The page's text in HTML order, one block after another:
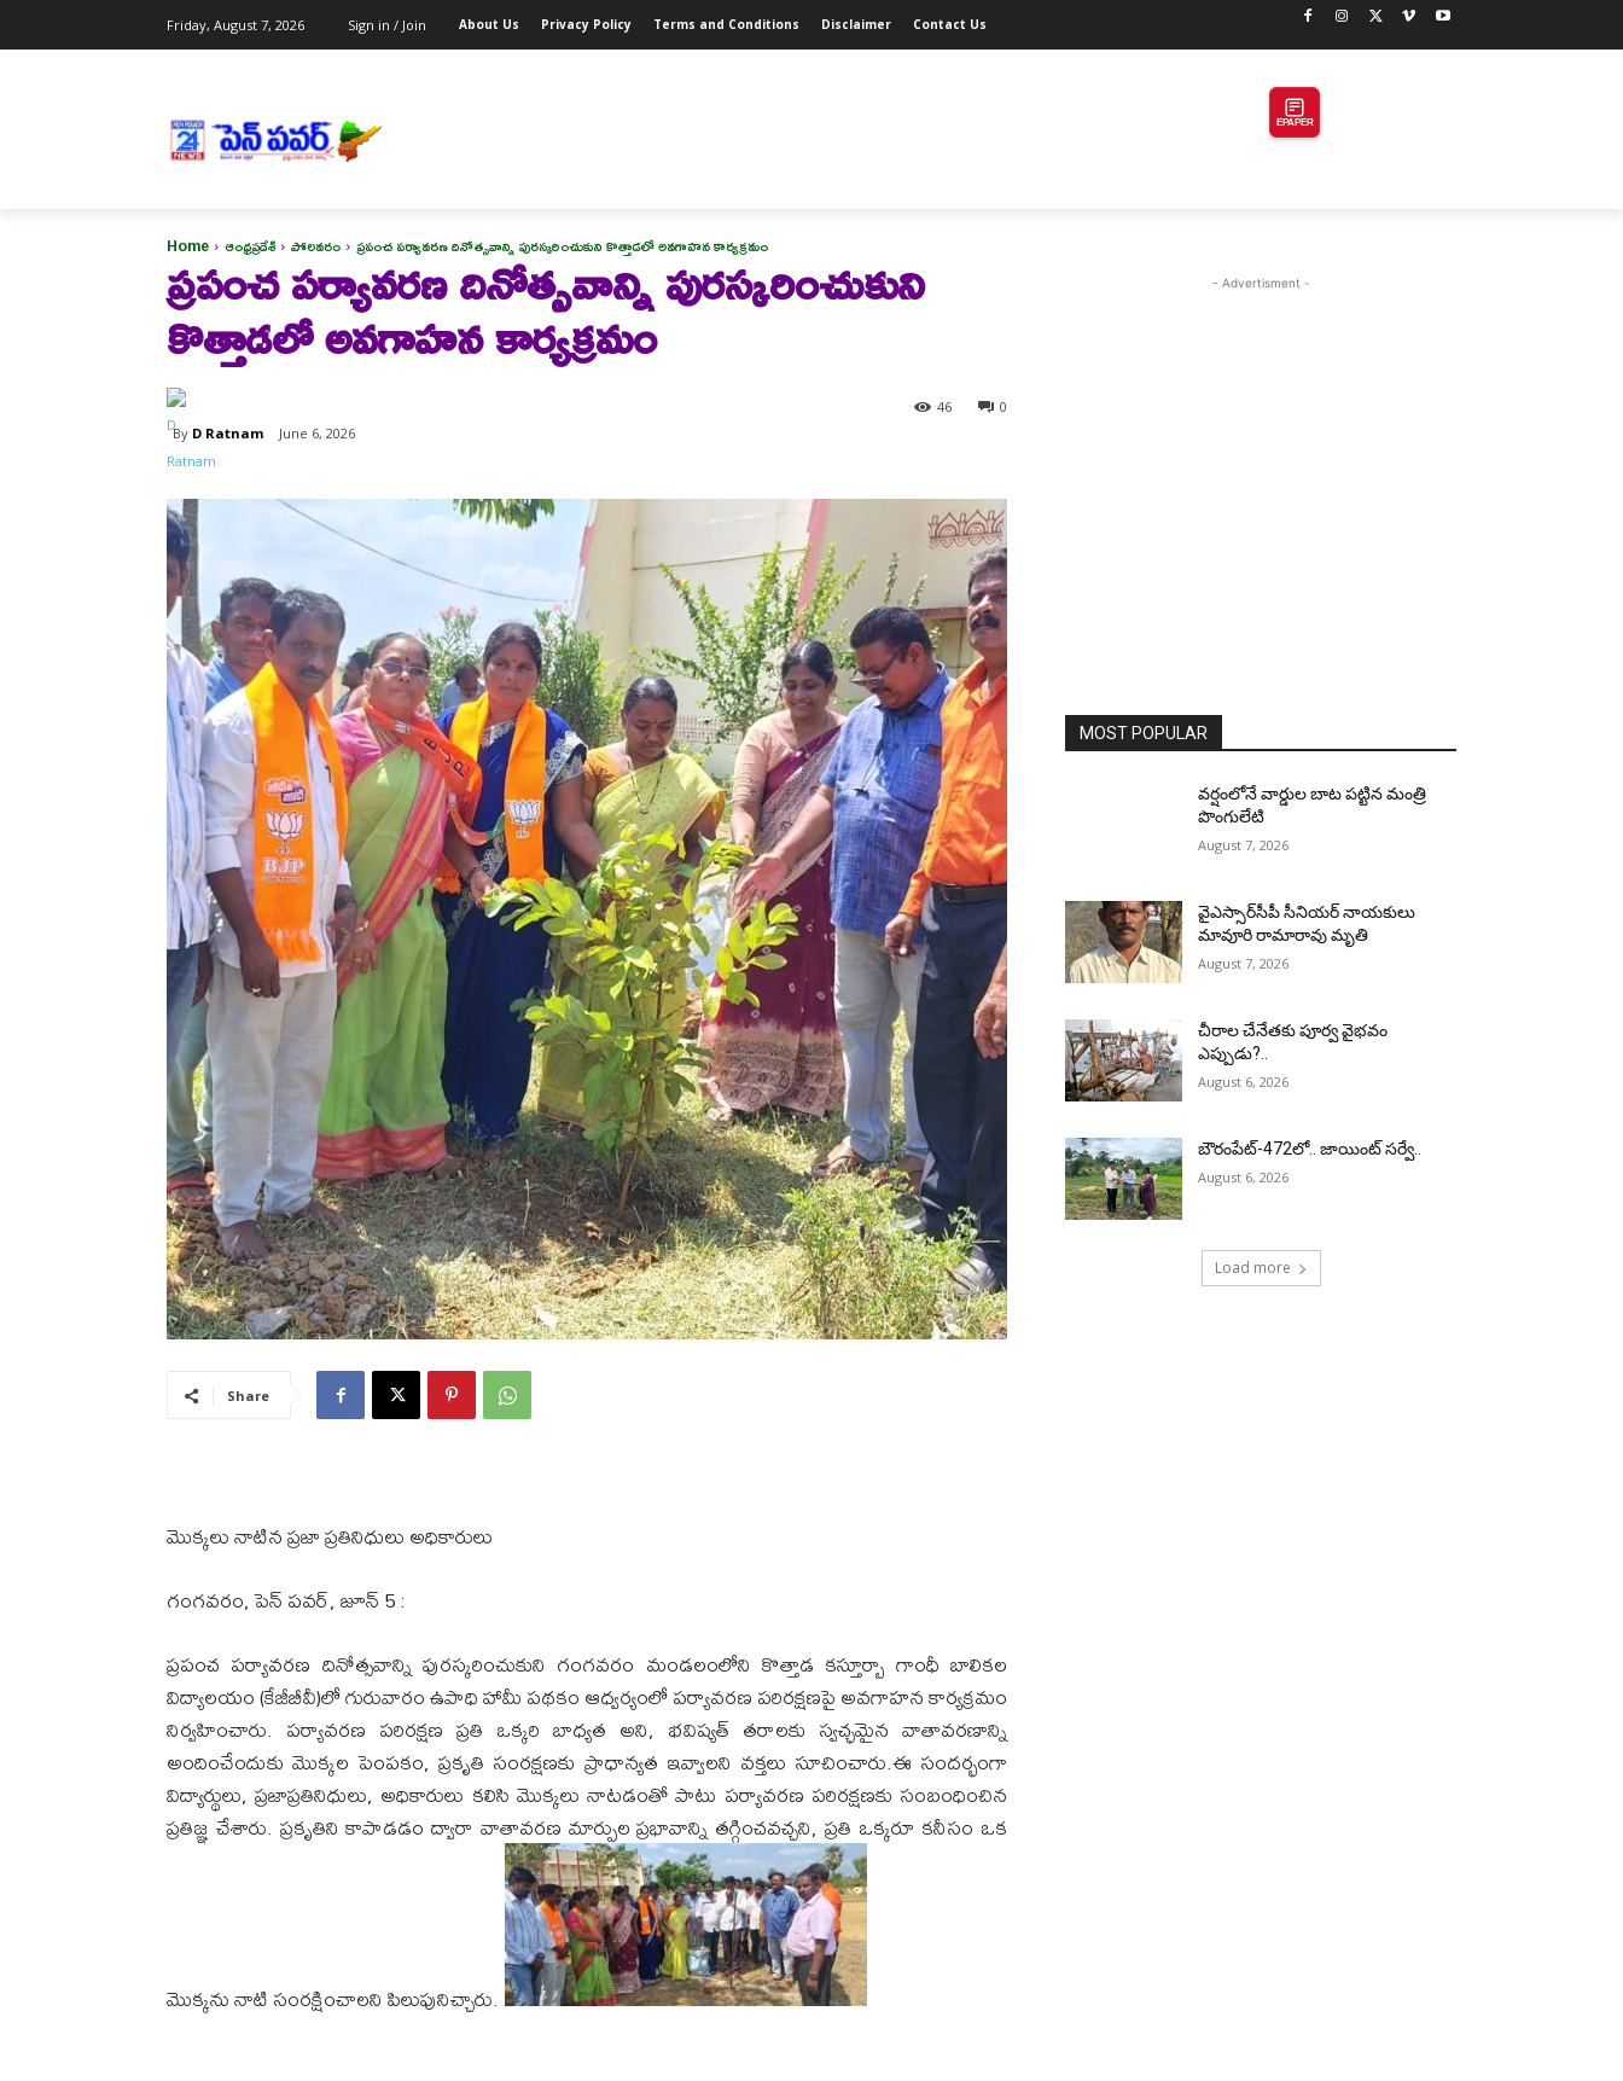
Friday, August 7, 2026 Sign in / Join About Us Privacy Policy Terms and Conditions Disclaimer Contact Us
EPAPER
Home ఆంధ్రప్రదేశ్ పోలవరం ప్రపంచ పర్యావరణ దినోత్సవాన్ని పురస్కరించుకుని కొత్తాడలో అవగాహన కార్యక్రమం
ప్రపంచ పర్యావరణ దినోత్సవాన్ని పురస్కరించుకుని
కొత్తాడలో అవగాహన కార్యక్రమం
By D Ratnam June 6, 2026
0
46
Share
మొక్కలు నాటిన ప్రజా ప్రతినిధులు అధికారులు
గంగవరం, పెన్ పవర్, జూన్ 5 :
ప్రపంచ పర్యావరణ దినోత్సవాన్ని పురస్కరించుకుని గంగవరం మండలంలోని కొత్తాడ కస్తూర్బా గాంధీ బాలికల
విద్యాలయం (కేజీబీవీ)లో గురువారం ఉపాధి హామీ పథకం ఆధ్వర్యంలో పర్యావరణ పరిరక్షణపై అవగాహన కార్యక్రమం
నిర్వహించారు. పర్యావరణ పరిరక్షణ ప్రతి ఒక్కరి బాధ్యత అని, భవిష్యత్ తరాలకు స్వచ్ఛమైన వాతావరణాన్ని
అందించేందుకు మొక్కల పెంపకం, ప్రకృతి సంరక్షణకు ప్రాధాన్యత ఇవ్వాలని వక్తలు సూచించారు.ఈ సందర్భంగా
విద్యార్థులు, ప్రజాప్రతినిధులు, అధికారులు కలిసి మొక్కలు నాటడంతో పాటు పర్యావరణ పరిరక్షణకు సంబంధించిన
ప్రతిజ్ఞ చేశారు. ప్రకృతిని కాపాడడం ద్వారా వాతావరణ మార్పుల ప్రభావాన్ని తగ్గించవచ్చని, ప్రతి ఒక్కరూ కనీసం ఒక
మొక్కను నాటి సంరక్షించాలని పిలుపునిచ్చారు.
- Advertisment -
MOST POPULAR
వర్షంలోనే వార్డుల బాట పట్టిన మంత్రి
పొంగులేటి
August 7, 2026
వైఎస్సార్‌సీపీ సీనియర్ నాయకులు
మావూరి రామారావు మృతి
August 7, 2026
చీరాల చేనేతకు పూర్వ వైభవం
ఎప్పుడు?..
August 6, 2026
బౌరంపేట్-472లో.. జాయింట్ సర్వే..
August 6, 2026
Load more